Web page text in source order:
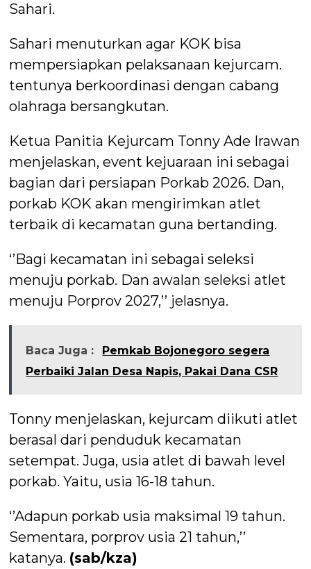
Sahari.
Sahari menuturkan agar KOK bisa
mempersiapkan pelaksanaan kejurcam.
tentunya berkoordinasi dengan cabang
olahraga bersangkutan.
Ketua Panitia Kejurcam Tonny Ade Irawan
menjelaskan, event kejuaraan ini sebagai
bagian dari persiapan Porkab 2026. Dan,
porkab KOK akan mengirimkan atlet
terbaik di kecamatan guna bertanding.
‘’Bagi kecamatan ini sebagai seleksi
menuju porkab. Dan awalan seleksi atlet
menuju Porprov 2027,’’ jelasnya.
Baca Juga :
Pemkab Bojonegoro segera
Perbaiki Jalan Desa Napis, Pakai Dana CSR
Tonny menjelaskan, kejurcam diikuti atlet
berasal dari penduduk kecamatan
setempat. Juga, usia atlet di bawah level
porkab. Yaitu, usia 16-18 tahun.
‘’Adapun porkab usia maksimal 19 tahun.
Sementara, porprov usia 21 tahun,’’
katanya. (sab/kza)